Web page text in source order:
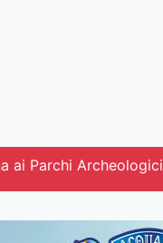
ai Parchi Archeologici